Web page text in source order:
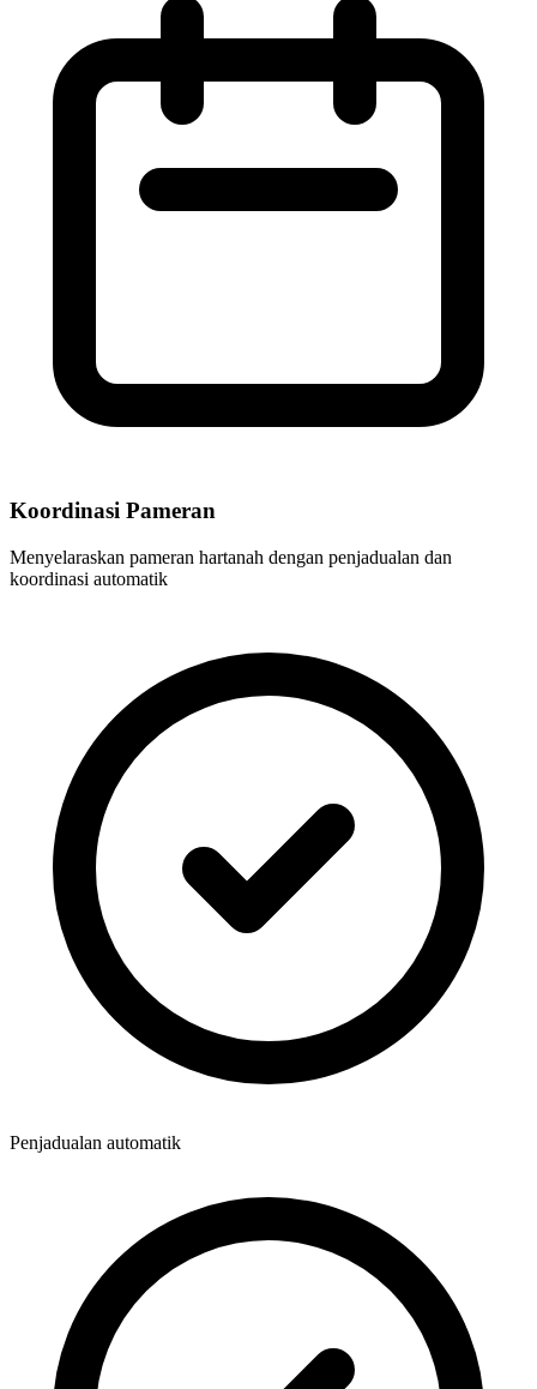
Koordinasi Pameran
Menyelaraskan pameran hartanah dengan penjadualan dan
koordinasi automatik
Penjadualan automatik